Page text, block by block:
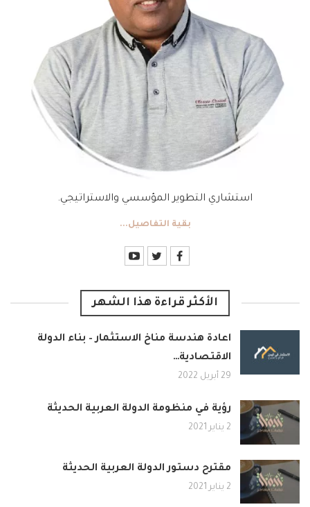
استشاري التطوير المؤسسي والاستراتيجي.
بقية التفاصيل...
الأكثر قراءة هذا الشهر
اعادة هندسة مناخ الاستثمار – بناء الدولة
الاقتصادية…
29 أبريل 2022
رؤية في منظومة الدولة العربية الحديثة
2 يناير 2021
مقترح دستور الدولة العربية الحديثة
2 يناير 2021